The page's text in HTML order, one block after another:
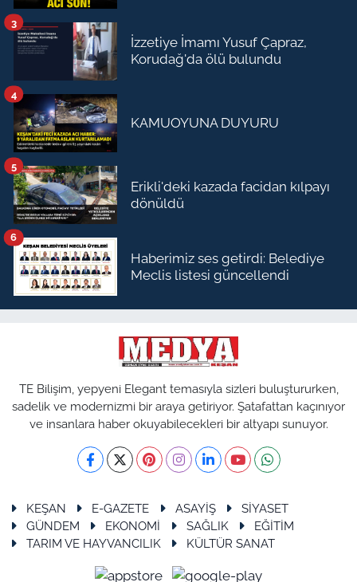
İzzetiye İmamı Yusuf Çapraz,
Korudağ'da ölü bulundu
3
KAMUOYUNA DUYURU
4
Erikli'deki kazada facidan kılpayı
dönüldü
5
Haberimiz ses getirdi: Belediye
Meclis listesi güncellendi
6
TE Bilişim, yepyeni Elegant temasıyla sizleri buluştururken,
sadelik ve modernizmi bir araya getiriyor. Şatafattan kaçınıyor
ve insanlara haber okuyabilecekleri bir altyapı sunuyor.
KEŞAN E-GAZETE ASAYİŞ
SİYASET
GÜNDEM
EKONOMİ SAĞLIK
EĞİTİM
TARIM VE HAYVANCILIK
KÜLTÜR SANAT